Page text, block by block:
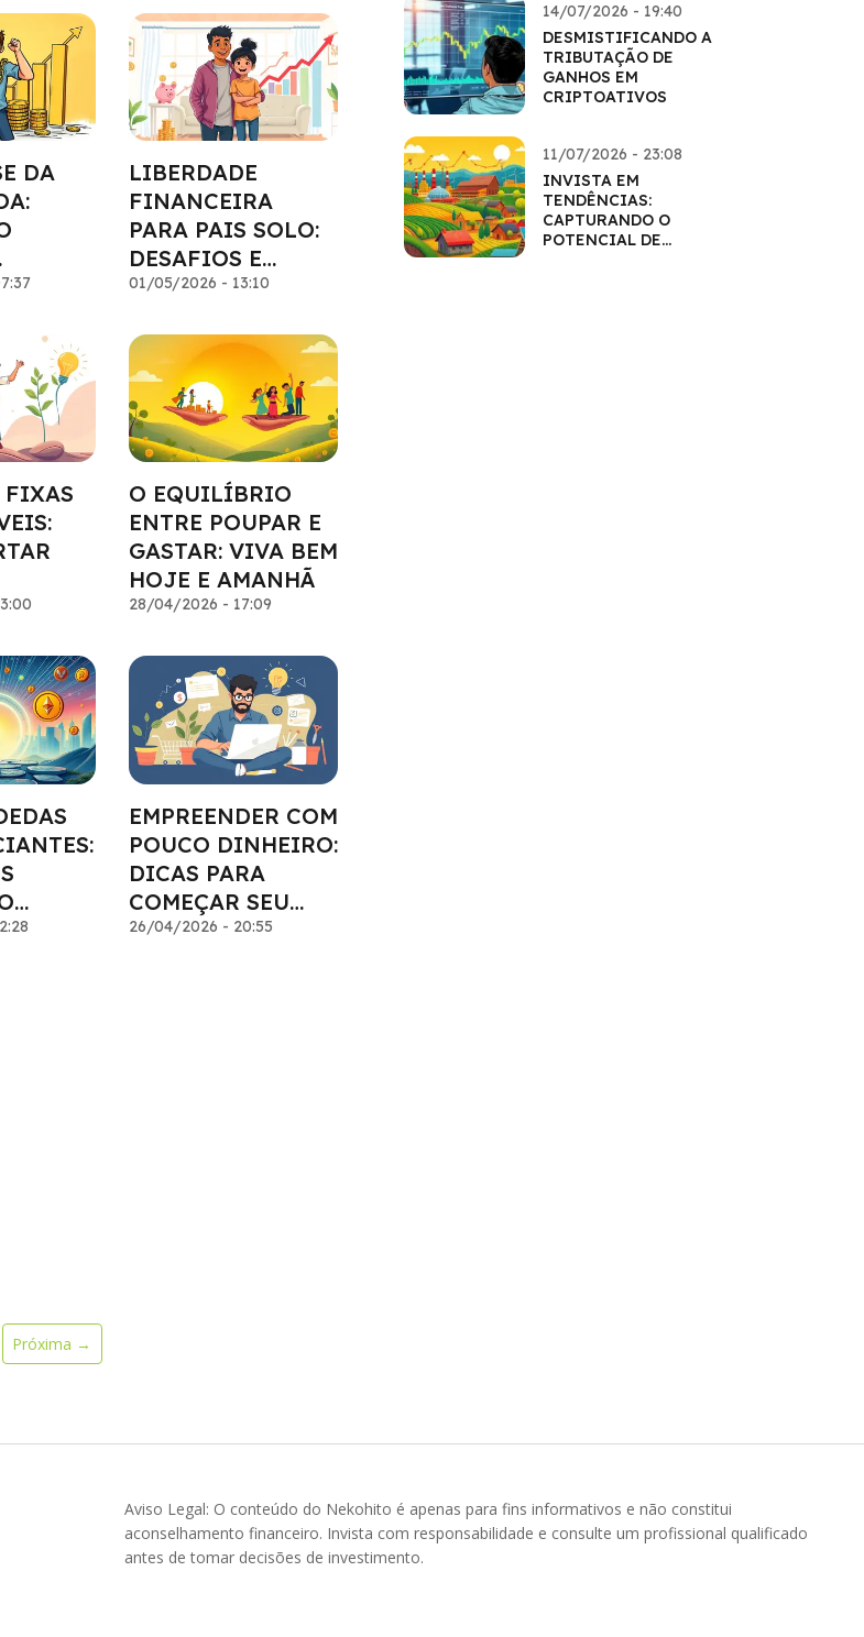
DA
LIBERDADE
FINANCEIRA
PARA PAIS SOLO:
DESAFIOS E
SOLUÇÕES
01/05/2026 - 13:10
FIXAS
O EQUILÍBRIO
ENTRE POUPAR E
GASTAR: VIVA BEM
HOJE E AMANHÃ
28/04/2026 - 17:09
EMPREENDER COM
POUCO DINHEIRO:
DICAS PARA
COMEÇAR SEU
NEGÓCIO
26/04/2026 - 20:55
Próxima →
14/07/2026 - 19:40
DESMISTIFICANDO A
TRIBUTAÇÃO DE
GANHOS EM
CRIPTOATIVOS
11/07/2026 - 23:08
INVISTA EM
TENDÊNCIAS:
CAPTURANDO O
POTENCIAL DE
Aviso Legal: O conteúdo do Nekohito é apenas para fins informativos e não constitui
aconselhamento financeiro. Invista com responsabilidade e consulte um profissional qualificado
antes de tomar decisões de investimento.